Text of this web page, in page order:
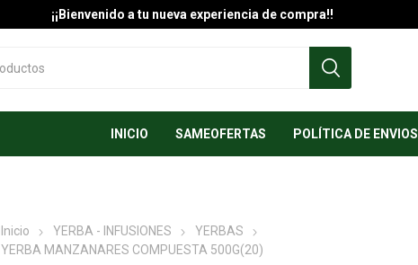
¡¡Bienvenido a tu nueva experiencia de compra!!
INICIO SAMEOFERTAS POLÍTICA DE ENVIOS
Inicio YERBA - INFUSIONES
YERBAS
YERBA MANZANARES COMPUESTA 500G(20)